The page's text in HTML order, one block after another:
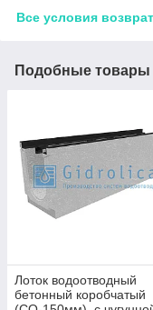
Все условия
Подобные товары
Лоток водоотводный
бетонный коробчатый